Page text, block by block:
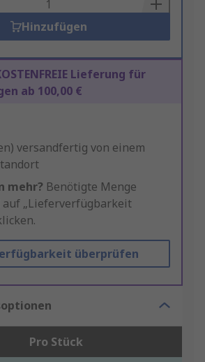
Hinzufügen
Lieferung für
ab 100,00 €
versandfertig von einem
mehr? Benötigte Menge
auf „Lieferverfügbarkeit
überprüfen
Pro Stück